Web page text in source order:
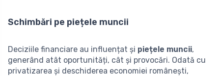
Schimbări pe piețele muncii
Deciziile financiare au influențat și piețele muncii,
generând atât oportunități, cât și provocări. Odată cu
privatizarea și deschiderea economiei românești,